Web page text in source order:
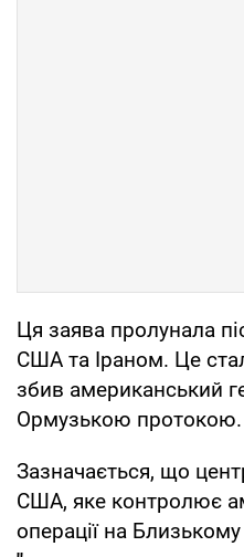
Ця заява пролунала
США та Іраном. Це
збив американський
Ормузькою протокою.
Зазначається, що
США, яке контролює
операції на